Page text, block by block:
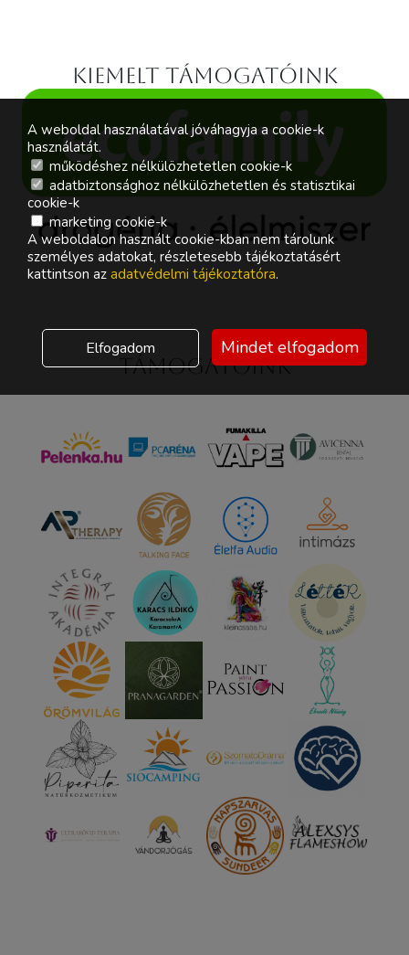
Kiemelt támogatóink
Támogatóink
A weboldal használatával jóváhagyja a cookie-k
használatát.
működéshez nélkülözhetetlen cookie-k
adatbiztonsághoz nélkülözhetetlen és statisztikai
cookie-k
marketing cookie-k
A weboldalon használt cookie-kban nem tárolunk
személyes adatokat, részletesebb tájékoztatásért
kattintson az adatvédelmi tájékoztatóra.
Elfogadom Mindet elfogadom